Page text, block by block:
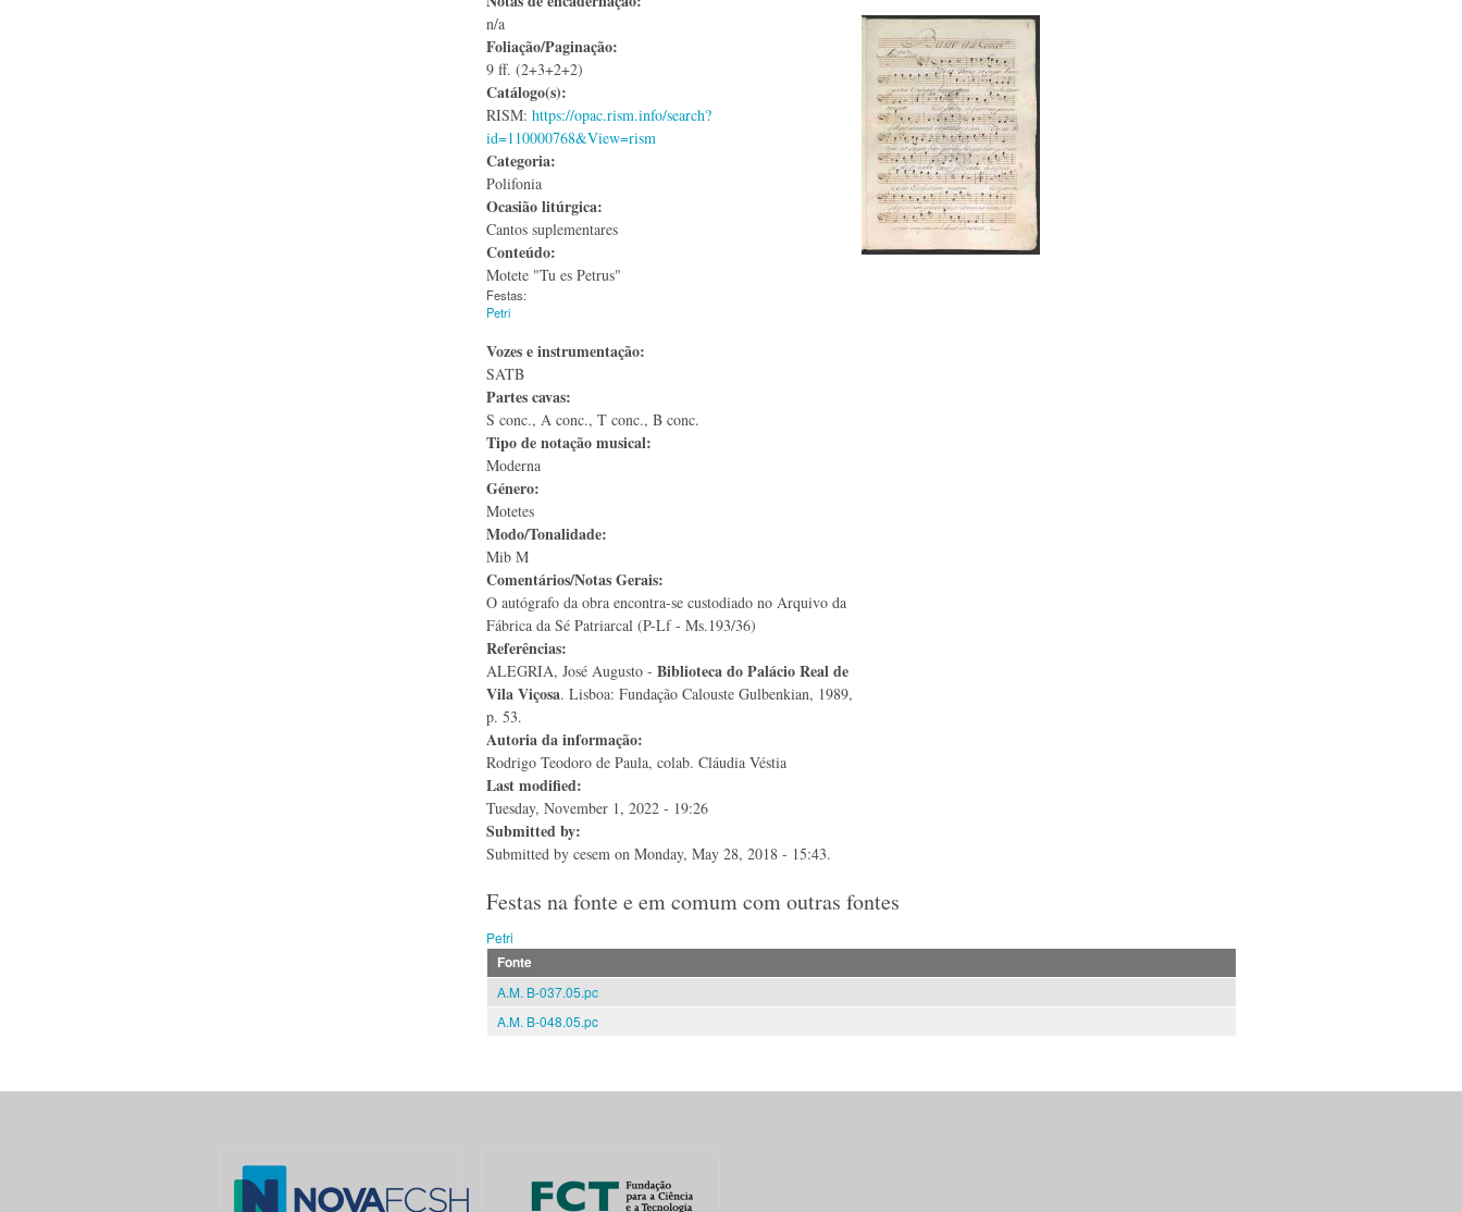
n/a
Foliação/Paginação:
9 ff. (2+3+2+2)
Catálogo(s):
RISM: https://opac.rism.info/search?
id=110000768&View=rism
Categoria:
Polifonia
Ocasião litúrgica:
Cantos suplementares
Conteúdo:
Motete "Tu es Petrus"
Festas:
Petri
Vozes e instrumentação:
SATB
Partes cavas:
S conc., A conc., T conc., B conc.
Tipo de notação musical:
Moderna
Género:
Motetes
Modo/Tonalidade:
Mib M
Comentários/Notas Gerais:
O autógrafo da obra encontra-se custodiado no Arquivo da
Fábrica da Sé Patriarcal (P-Lf - Ms.193/36)
Referências:
ALEGRIA, José Augusto - Biblioteca do Palácio Real de
Vila Viçosa. Lisboa: Fundação Calouste Gulbenkian, 1989,
p. 53.
Autoria da informação:
Rodrigo Teodoro de Paula, colab. Cláudia Véstia
Last modified:
Tuesday, November 1, 2022 - 19:26
Submitted by:
Submitted by cesem on Monday, May 28, 2018 - 15:43.
Festas na fonte e em comum com outras fontes
Petri
Fonte
A.M. B-037.05.pc
A.M. B-048.05.pc